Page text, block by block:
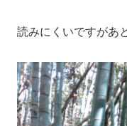
読みにくいですがあ